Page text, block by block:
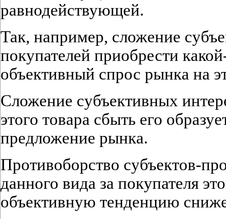
равнодействующей.
Так, например, сложение
покупателей приобрести
объективный спрос рынка на
Сложение субъективных
этого товара сбыть его
предложение рынка.
Противоборство субъектов-
данного вида за покупателя
объективную тенденцию